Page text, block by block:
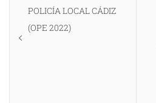
entradas
anterior:
POLICÍA LOCAL CÁDIZ
(OPE 2022)